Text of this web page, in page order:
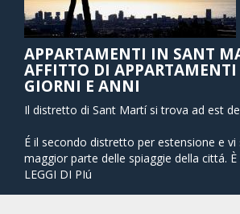
APPARTAMENTI IN SANT
AFFITTO DI APPARTAMENTI
GIORNI E ANNI
Il distretto di Sant Martí si trova ad est
É il secondo distretto per estensione e
maggior parte delle spiaggie della cittá.
varietà di offerte in materia di
LEGGI DI PIú